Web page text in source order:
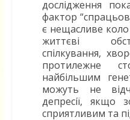
дослідження
фактор
є нещасливе
життєві
спілкування,
протилежне
найбільшим
можуть не
депресії, якщо
сприятливим та